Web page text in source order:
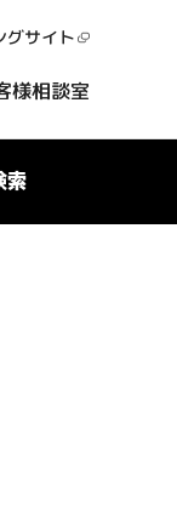
グサイト
様相談室
索